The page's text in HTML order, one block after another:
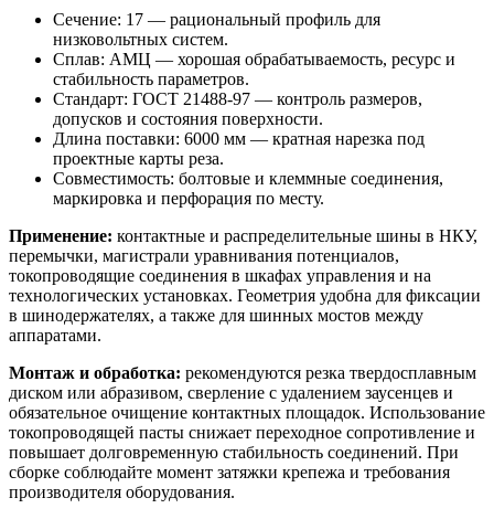
Сечение: 17 — рациональный профиль для
низковольтных систем.
Сплав: АМЦ — хорошая обрабатываемость, ресурс и
стабильность параметров.
Стандарт: ГОСТ 21488-97 — контроль размеров,
допусков и состояния поверхности.
Длина поставки: 6000 мм — кратная нарезка под
проектные карты реза.
Совместимость: болтовые и клеммные соединения,
маркировка и перфорация по месту.
Применение: контактные и распределительные шины в НКУ,
перемычки, магистрали уравнивания потенциалов,
токопроводящие соединения в шкафах управления и на
технологических установках. Геометрия удобна для фиксации
в шинодержателях, а также для шинных мостов между
аппаратами.
Монтаж и обработка: рекомендуются резка твердосплавным
диском или абразивом, сверление с удалением заусенцев и
обязательное очищение контактных площадок. Использование
токопроводящей пасты снижает переходное сопротивление и
повышает долговременную стабильность соединений. При
сборке соблюдайте момент затяжки крепежа и требования
производителя оборудования.